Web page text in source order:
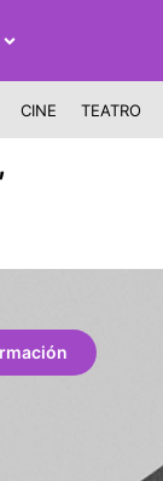
CINE TEATRO